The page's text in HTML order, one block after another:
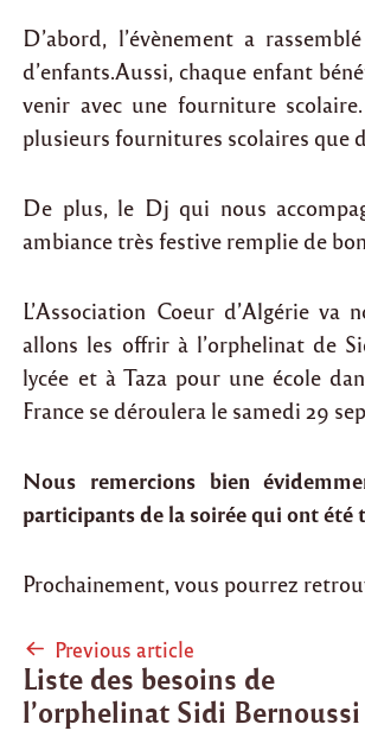
D’abord, l’évènement a
d’enfants.Aussi, chaque enfant
venir avec une fourniture
plusieurs fournitures scolaires que
De plus, le Dj qui nous
ambiance très festive remplie de
L’Association Coeur d’Algérie
allons les offrir à l’orphelinat de
lycée et à Taza pour une école
France se déroulera le samedi 29
Nous remercions bien
participants de la soirée qui ont été
Prochainement, vous pourrez
Post
navigation
Previous article
Liste des besoins de
l’orphelinat Sidi Bernoussi